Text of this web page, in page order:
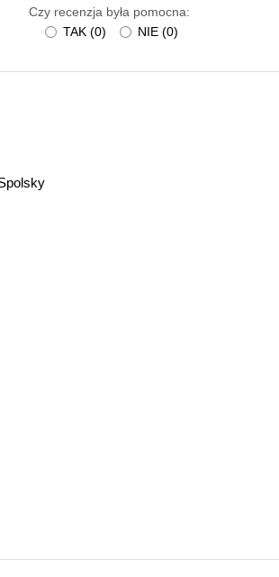
Czy recenzja była pomocna:
TAK (0) NIE (0)